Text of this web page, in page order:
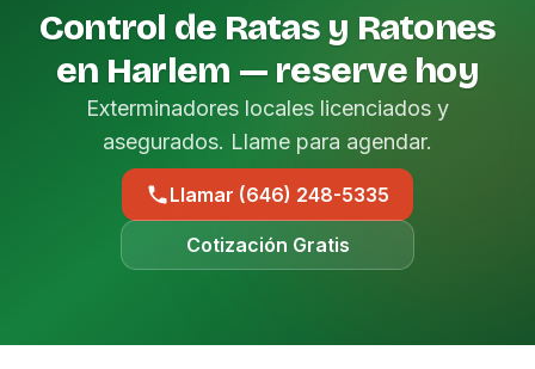
Control de Ratas y Ratones
en Harlem — reserve hoy
Exterminadores locales licenciados y
asegurados. Llame para agendar.
Llamar (646) 248-5335
Cotización Gratis